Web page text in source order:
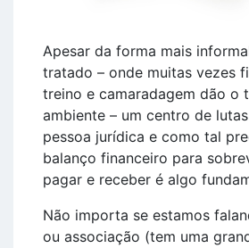
Apesar da forma mais
tratado – onde muitas vezes
treino e camaradagem dão o
ambiente – um centro de
pessoa jurídica e como tal
balanço financeiro para
pagar e receber é algo
Não importa se estamos
ou associação (tem uma